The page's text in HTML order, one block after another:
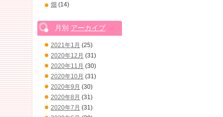
畑 (14)
月別 アーカイブ
2021年1月 (25)
2020年12月 (31)
2020年11月 (30)
2020年10月 (31)
2020年9月 (30)
2020年8月 (31)
2020年7月 (31)